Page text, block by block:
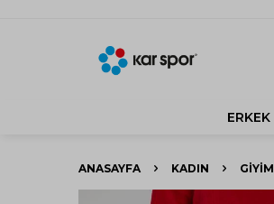
ERKEK
ANASAYFA KADIN GIYIM